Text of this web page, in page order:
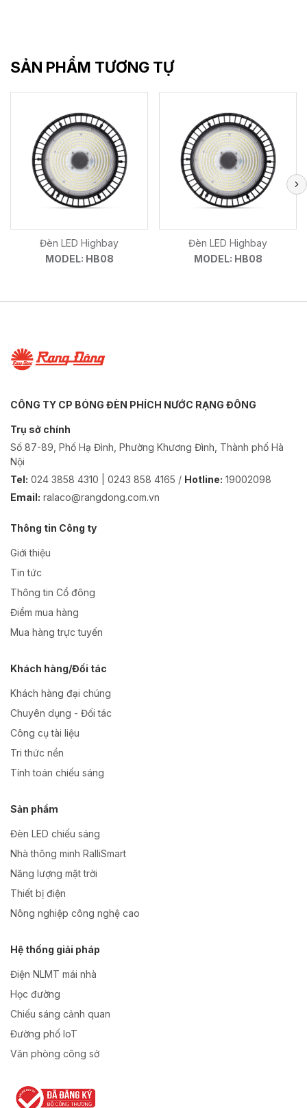
SẢN PHẨM TƯƠNG TỰ
Đèn LED Highbay
MODEL: HB08
Đèn LED Highbay
MODEL: HB08
CÔNG TY CP BÓNG ĐÈN PHÍCH NƯỚC RẠNG ĐÔNG
Trụ sở chính
Số 87-89, Phố Hạ Đình, Phường Khương Đình, Thành phố Hà
Nội
Tel: 024 3858 4310 | 0243 858 4165 / Hotline: 19002098
Email: ralaco@rangdong.com.vn
Thông tin Công ty
Giới thiệu
Tin tức
Thông tin Cổ đông
Điểm mua hàng
Mua hàng trực tuyến
Khách hàng/Đối tác
Khách hàng đại chúng
Chuyên dụng - Đối tác
Công cụ tài liệu
Tri thức nền
Tính toán chiếu sáng
Sản phẩm
Đèn LED chiếu sáng
Nhà thông minh RalliSmart
Năng lượng mặt trời
Thiết bị điện
Nông nghiệp công nghệ cao
Hệ thống giải pháp
Điện NLMT mái nhà
Học đường
Chiếu sáng cảnh quan
Đường phố IoT
Văn phòng công sở